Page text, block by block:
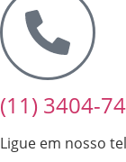
(11) 3404-
Ligue em nosso